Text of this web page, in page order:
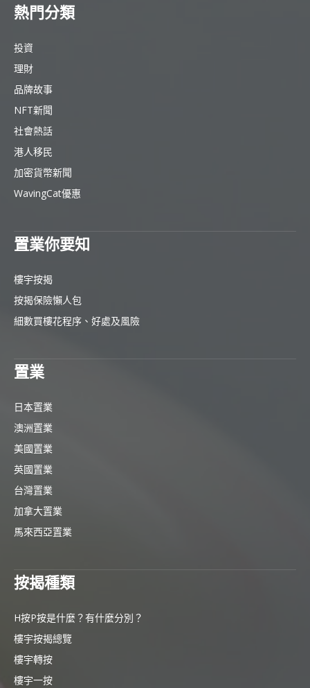
熱門分類
投資
理財
品牌故事
NFT新聞
社會熱話
港人移民
加密貨幣新聞
WavingCat優惠
置業你要知
樓宇按揭
按揭保險懶人包
細數買樓花程序、好處及風險
置業
日本置業
澳洲置業
美國置業
英國置業
台灣置業
加拿大置業
馬來西亞置業
按揭種類
H按P按是什麼？有什麼分別？
樓宇按揭總覽
樓宇轉按
樓宇一按